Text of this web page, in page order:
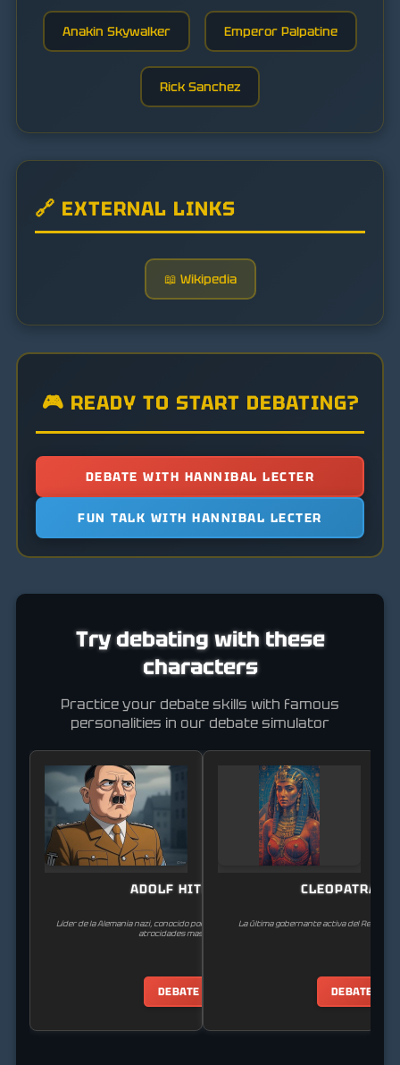
Anakin Skywalker Emperor Palpatine
Rick Sanchez
🔗 EXTERNAL LINKS
📖 Wikipedia
🎮 READY TO START DEBATING?
DEBATE WITH HANNIBAL LECTER
FUN TALK WITH HANNIBAL LECTER
Try debating with these
characters
Practice your debate skills with famous
personalities in our debate simulator
ADOLF HITLER
Líder de la Alemania nazi, conocido por su ideología extremista y
atrocidades masivas.
DEBATE
CLEOPATRA
La última gobernante activa del Reino
DEBATE